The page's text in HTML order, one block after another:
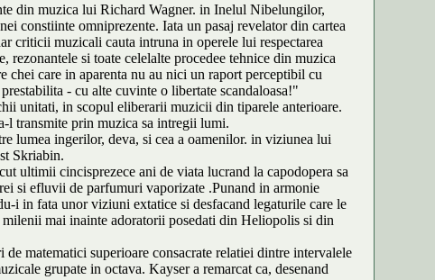
din muzica lui Richard Wagner. in Inelul Nibelungilor,
constiinte omniprezente. Iata un pasaj revelator din cartea
criticii muzicali cauta intruna in operele lui respectarea
rezonantele si toate celelalte procedee tehnice din muzica
chei care in aparenta nu au nici un raport perceptibil cu
- cu alte cuvinte o libertate scandaloasa!"
unitati, in scopul eliberarii muzicii din tiparele anterioare.
l transmite prin muzica sa intregii lumi.
lumea ingerilor, deva, si cea a oamenilor. in viziunea lui
Skriabin.
ultimii cincisprezece ani de viata lucrand la capodopera sa
si efluvii de parfumuri vaporizate .Punand in armonie
i in fata unor viziuni extatice si desfacand legaturile care le
mai inainte adoratorii posedati din Heliopolis si din
matematici superioare consacrate relatiei dintre intervalele
grupate in octava. Kayser a remarcat ca, desenand